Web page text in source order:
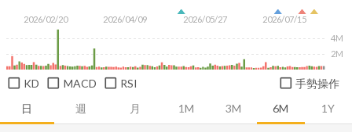
日 週 月 1M 3M 6M 1Y
2026/02/20 2026/04/09 2026/05/27 2026/07/15
2M
4M
KD MACD RSI 手勢操作